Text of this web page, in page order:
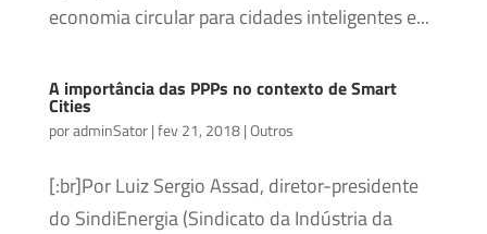
economia circular para cidades inteligentes e...
A importância das PPPs no contexto de Smart
Cities
poradminSator|fev 21, 2018|Outros
[:br]Por Luiz Sergio Assad, diretor-presidente
do SindiEnergia (Sindicato da Indústria da